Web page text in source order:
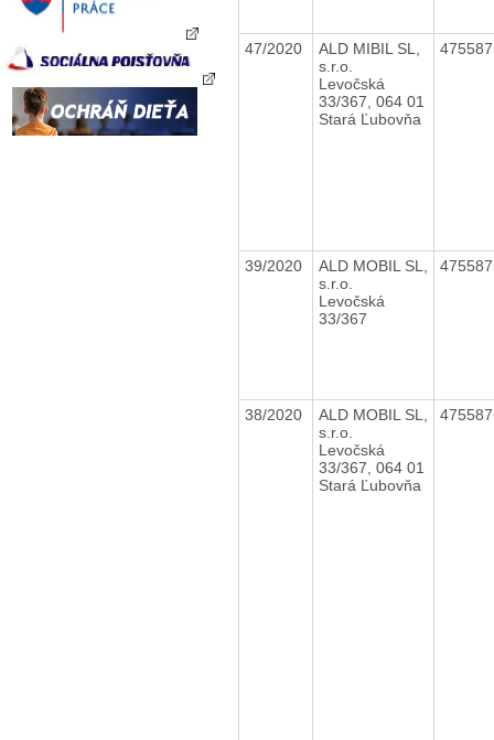
47/2020
ALD MIBIL SL,
s.r.o.
Levočská
33/367, 064 01
Stará Ľubovňa
39/2020
ALD MOBIL SL,
s.r.o.
Levočská
33/367
38/2020
ALD MOBIL SL,
s.r.o.
Levočská
33/367, 064 01
Stará Ľubovňa